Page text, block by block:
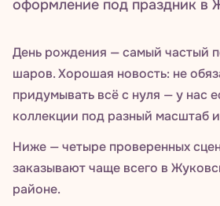
оформление под праздник в
День рождения — самый частый
шаров. Хорошая новость: не
придумывать всё с нуля — у нас
коллекции под разный масштаб
Ниже — четыре проверенных
заказывают чаще всего в
районе.